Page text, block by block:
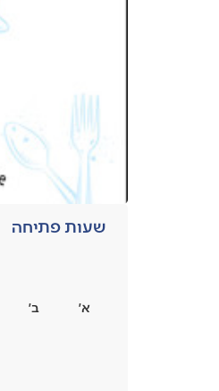
שעות פתיחה
א׳ ב׳